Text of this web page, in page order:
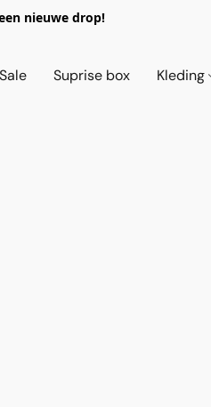
nieuwe drop!
Suprise box Kleding